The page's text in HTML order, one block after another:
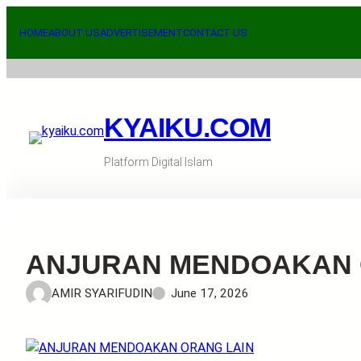
HOMEABOUT USADVERTISEMENTCONTACT US
KYAIKU.COM
Platform Digital Islam
ANJURAN MENDOAKAN
AMIR SYARIFUDIN June 17, 2026